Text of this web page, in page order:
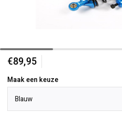
€89,95
Maak een keuze
Blauw